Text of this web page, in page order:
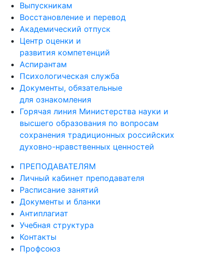
Восстановление и перевод
Академический отпуск
Центр оценки и
развития компетенций
Аспирантам
Психологическая служба
Документы, обязательные
для ознакомления
Горячая линия Министерства науки и
высшего образования по вопросам
сохранения традиционных российских
духовно-нравственных ценностей
ПРЕПОДАВАТЕЛЯМ
Личный кабинет преподавателя
Расписание занятий
Документы и бланки
Антиплагиат
Учебная структура
Контакты
Профсоюз
Поддержка научных исследований